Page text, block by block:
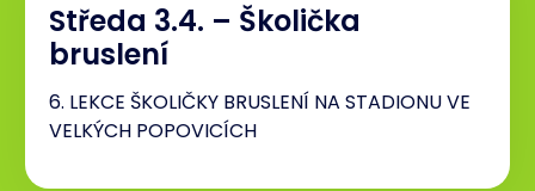
Středa 3.4. – Školička
bruslení
6. LEKCE ŠKOLIČKY BRUSLENÍ NA STADIONU VE
VELKÝCH POPOVICÍCH